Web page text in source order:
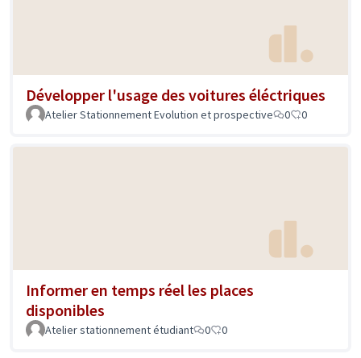
Développer l'usage des voitures éléctriques
Atelier Stationnement Evolution et prospective 0 0
Informer en temps réel les places
disponibles
Atelier stationnement étudiant 0 0